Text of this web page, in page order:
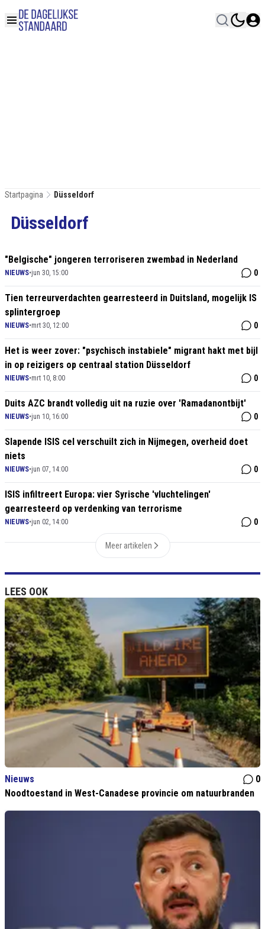
Startpagina Düsseldorf
Düsseldorf
"Belgische" jongeren terroriseren zwembad in Nederland
NIEUWS•jun 30, 15:00 0
Tien terreurverdachten gearresteerd in Duitsland, mogelijk IS
splintergroep
NIEUWS•mrt 30, 12:00 0
Het is weer zover: "psychisch instabiele" migrant hakt met bijl
in op reizigers op centraal station Düsseldorf
NIEUWS•mrt 10, 8:00 0
Duits AZC brandt volledig uit na ruzie over 'Ramadanontbijt'
NIEUWS•jun 10, 16:00 0
Slapende ISIS cel verschuilt zich in Nijmegen, overheid doet
niets
NIEUWS•jun 07, 14:00 0
ISIS infiltreert Europa: vier Syrische 'vluchtelingen'
gearresteerd op verdenking van terrorisme
NIEUWS•jun 02, 14:00 0
Meer artikelen
LEES OOK
Nieuws
0
Noodtoestand in West-Canadese provincie om natuurbranden